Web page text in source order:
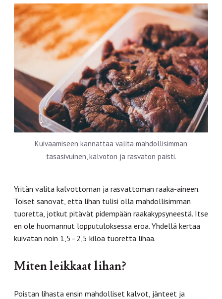
Kuivaamiseen kannattaa valita mahdollisimman
tasasivuinen, kalvoton ja rasvaton paisti.
Yritän valita kalvottoman ja rasvattoman raaka-aineen.
Toiset sanovat, että lihan tulisi olla mahdollisimman
tuoretta, jotkut pitävät pidempään raakakypsyneestä. Itse
en ole huomannut lopputuloksessa eroa. Yhdellä kertaa
kuivatan noin 1,5–2,5 kiloa tuoretta lihaa.
Miten leikkaat lihan?
Poistan lihasta ensin mahdolliset kalvot, jänteet ja